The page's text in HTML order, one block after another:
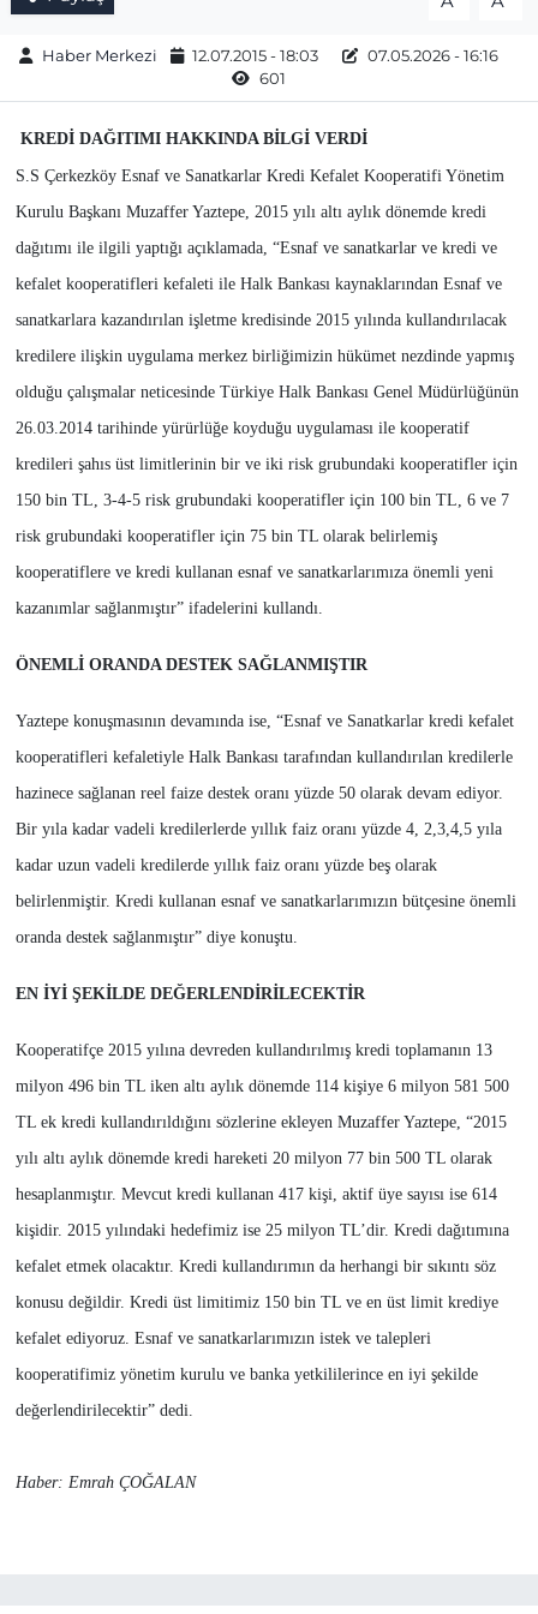
Haber Merkezi 12.07.2015 - 18:03
07.05.2026 - 16:16
601
KREDİ DAĞITIMI HAKKINDA BİLGİ VERDİ
S.S Çerkezköy Esnaf ve Sanatkarlar Kredi Kefalet Kooperatifi Yönetim
Kurulu Başkanı Muzaffer Yaztepe, 2015 yılı altı aylık dönemde kredi
dağıtımı ile ilgili yaptığı açıklamada, “Esnaf ve sanatkarlar ve kredi ve
kefalet kooperatifleri kefaleti ile Halk Bankası kaynaklarından Esnaf ve
sanatkarlara kazandırılan işletme kredisinde 2015 yılında kullandırılacak
kredilere ilişkin uygulama merkez birliğimizin hükümet nezdinde yapmış
olduğu çalışmalar neticesinde Türkiye Halk Bankası Genel Müdürlüğünün
26.03.2014 tarihinde yürürlüğe koyduğu uygulaması ile kooperatif
kredileri şahıs üst limitlerinin bir ve iki risk grubundaki kooperatifler için
150 bin TL, 3-4-5 risk grubundaki kooperatifler için 100 bin TL, 6 ve 7
risk grubundaki kooperatifler için 75 bin TL olarak belirlemiş
kooperatiflere ve kredi kullanan esnaf ve sanatkarlarımıza önemli yeni
kazanımlar sağlanmıştır” ifadelerini kullandı.
ÖNEMLİ ORANDA DESTEK SAĞLANMIŞTIR
Yaztepe konuşmasının devamında ise, “Esnaf ve Sanatkarlar kredi kefalet
kooperatifleri kefaletiyle Halk Bankası tarafından kullandırılan kredilerle
hazinece sağlanan reel faize destek oranı yüzde 50 olarak devam ediyor.
Bir yıla kadar vadeli kredilerlerde yıllık faiz oranı yüzde 4, 2,3,4,5 yıla
kadar uzun vadeli kredilerde yıllık faiz oranı yüzde beş olarak
belirlenmiştir. Kredi kullanan esnaf ve sanatkarlarımızın bütçesine önemli
oranda destek sağlanmıştır” diye konuştu.
EN İYİ ŞEKİLDE DEĞERLENDİRİLECEKTİR
Kooperatifçe 2015 yılına devreden kullandırılmış kredi toplamanın 13
milyon 496 bin TL iken altı aylık dönemde 114 kişiye 6 milyon 581 500
TL ek kredi kullandırıldığını sözlerine ekleyen Muzaffer Yaztepe, “2015
yılı altı aylık dönemde kredi hareketi 20 milyon 77 bin 500 TL olarak
hesaplanmıştır. Mevcut kredi kullanan 417 kişi, aktif üye sayısı ise 614
kişidir. 2015 yılındaki hedefimiz ise 25 milyon TL’dir. Kredi dağıtımına
kefalet etmek olacaktır. Kredi kullandırımın da herhangi bir sıkıntı söz
konusu değildir. Kredi üst limitimiz 150 bin TL ve en üst limit krediye
kefalet ediyoruz. Esnaf ve sanatkarlarımızın istek ve talepleri
kooperatifimiz yönetim kurulu ve banka yetkililerince en iyi şekilde
değerlendirilecektir” dedi.
Haber: Emrah ÇOĞALAN